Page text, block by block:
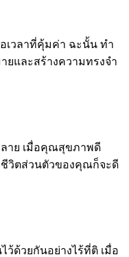
เวลาที่คุ้มค่า ฉะนั้น ทำ
ยและสร้างความทรงจำ
าย เมื่อคุณสุขภาพดี
ชีวิตส่วนตัวของคุณก็จะดี
ว้ด้วยกันอย่างไร้ที่ติ เมื่อ